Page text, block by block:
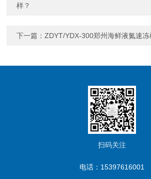
样？
下一篇：ZDYT/YDX-300郑州海鲜液氮速冻
扫码关注
电话：15397616001